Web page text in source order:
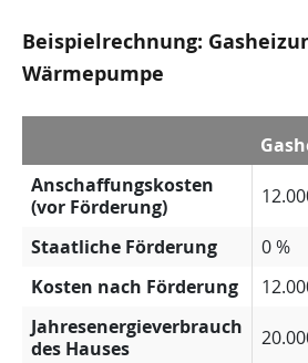
Beispielrechnung:
Wärmepumpe
Anschaffungskosten
(vor Förderung)
Staatliche Förderung 0 %
Kosten nach Förderung
Jahresenergieverbrauch
des Hauses